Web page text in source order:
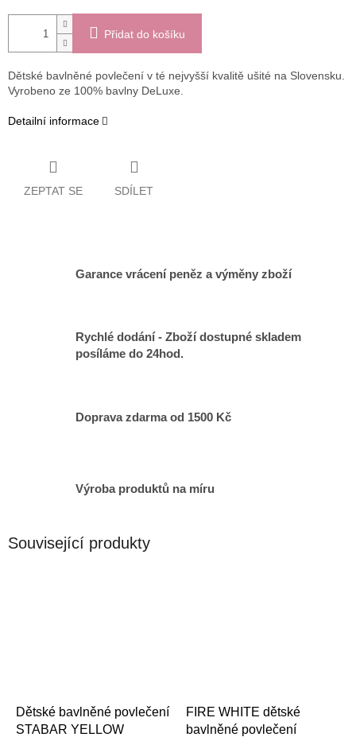
Přidat do košíku
Dětské bavlněné povlečení v té nejvyšší kvalitě ušité na Slovensku.
Vyrobeno ze 100% bavlny DeLuxe.
Detailní informace
ZEPTAT SE SDÍLET
Garance vrácení peněz a výměny zboží
Rychlé dodání - Zboží dostupné skladem
posíláme do 24hod.
Doprava zdarma od 1500 Kč
Výroba produktů na míru
Související produkty
Dětské bavlněné povlečení
STABAR YELLOW
FIRE WHITE dětské
bavlněné povlečení